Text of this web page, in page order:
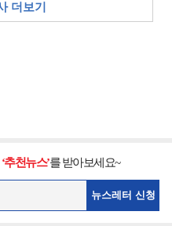
더보기
‘추천뉴스’를 받아보세요~
뉴스레터 신청